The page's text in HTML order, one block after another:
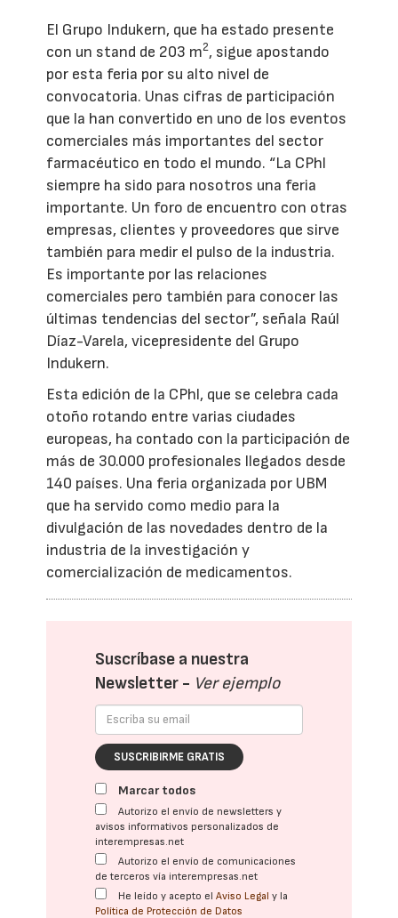
El Grupo Indukern, que ha estado presente
con un stand de 203 m2, sigue apostando
por esta feria por su alto nivel de
convocatoria. Unas cifras de participación
que la han convertido en uno de los eventos
comerciales más importantes del sector
farmacéutico en todo el mundo. “La CPhl
siempre ha sido para nosotros una feria
importante. Un foro de encuentro con otras
empresas, clientes y proveedores que sirve
también para medir el pulso de la industria.
Es importante por las relaciones
comerciales pero también para conocer las
últimas tendencias del sector”, señala Raúl
Díaz-Varela, vicepresidente del Grupo
Indukern.
Esta edición de la CPhl, que se celebra cada
otoño rotando entre varias ciudades
europeas, ha contado con la participación de
más de 30.000 profesionales llegados desde
140 países. Una feria organizada por UBM
que ha servido como medio para la
divulgación de las novedades dentro de la
industria de la investigación y
comercialización de medicamentos.
Suscríbase a nuestra
Newsletter - Ver ejemplo
SUSCRIBIRME GRATIS
Marcar todos
Autorizo el envío de newsletters y
avisos informativos personalizados de
interempresas.net
Autorizo el envío de comunicaciones
de terceros vía interempresas.net
He leído y acepto elAviso Legal y la
Política de Protección de Datos